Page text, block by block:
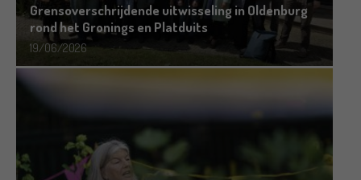
Grensoverschrijdende uitwisseling in Oldenburg
rond het Gronings en Platduits
19/06/2026